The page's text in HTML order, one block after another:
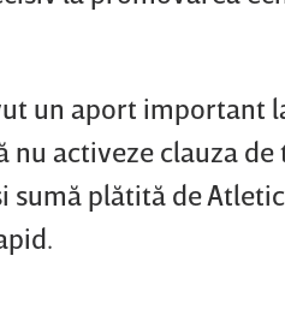
un aport important
nu activeze clauza
sumă plătită de